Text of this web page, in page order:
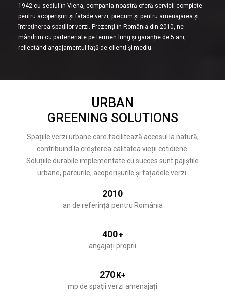
1942 cu sediul în Viena, compania noastră oferă servicii complete
pentru acoperișuri și fațade verzi, precum și pentru amenajarea și
întreținerea spațiilor verzi. Prezenți în România din 2010, ne
mândrim cu parteneriate pe termen lung și garanție de 5 ani,
reflectând angajamentul față de clienți și mediu.
URBAN
GREENING SOLUTIONS
Spațiile verzi urbane care facilitează accesul la natură,
contribuind la creșterea calitatea vieții cotidiene.
Soluțiile durabile implementate cu succes sunt pajiștile
urbane, parcurile, acoperișurile și fațadele verzi.
2010
an de referință pentru România
400+
angajați proprii
270K+
mp de spații verzi amenajați